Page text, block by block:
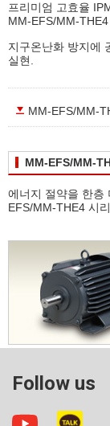
프리미엄 고효율
MM-EFS/MM-
지구온난화 방지에
실현.
MM-EFS/MM-
MM-EFS/MM-
에너지 절약을 한층
EFS/MM-THE4 시리
Follow us